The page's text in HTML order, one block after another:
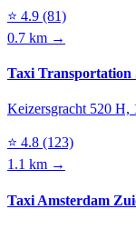
⭐ 4.9 (81)
0.7 km →
Taxi Transportation
Keizersgracht 520 H,
⭐ 4.8 (123)
1.1 km →
Taxi Amsterdam